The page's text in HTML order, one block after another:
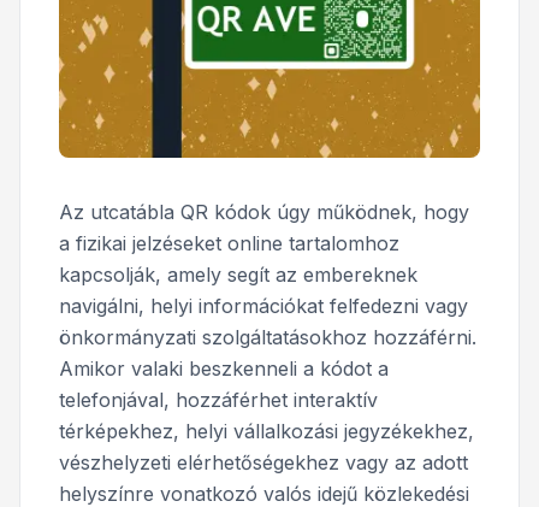
Az utcatábla QR kódok úgy működnek, hogy
a fizikai jelzéseket online tartalomhoz
kapcsolják, amely segít az embereknek
navigálni, helyi információkat felfedezni vagy
önkormányzati szolgáltatásokhoz hozzáférni.
Amikor valaki beszkenneli a kódot a
telefonjával, hozzáférhet interaktív
térképekhez, helyi vállalkozási jegyzékekhez,
vészhelyzeti elérhetőségekhez vagy az adott
helyszínre vonatkozó valós idejű közlekedési